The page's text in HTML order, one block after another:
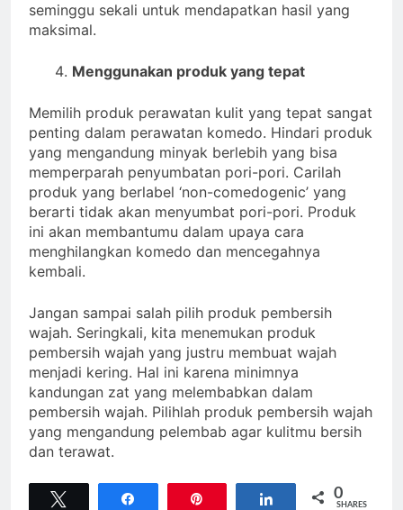
seminggu sekali untuk mendapatkan hasil yang
maksimal.
Menggunakan produk yang tepat
Memilih produk perawatan kulit yang tepat sangat
penting dalam perawatan komedo. Hindari produk
yang mengandung minyak berlebih yang bisa
memperparah penyumbatan pori-pori. Carilah
produk yang berlabel ‘non-comedogenic’ yang
berarti tidak akan menyumbat pori-pori. Produk
ini akan membantumu dalam upaya cara
menghilangkan komedo dan mencegahnya
kembali.
Jangan sampai salah pilih produk pembersih
wajah. Seringkali, kita menemukan produk
pembersih wajah yang justru membuat wajah
menjadi kering. Hal ini karena minimnya
kandungan zat yang melembabkan dalam
pembersih wajah. Pilihlah produk pembersih wajah
yang mengandung pelembab agar kulitmu bersih
dan terawat.
Share 0
SHARES